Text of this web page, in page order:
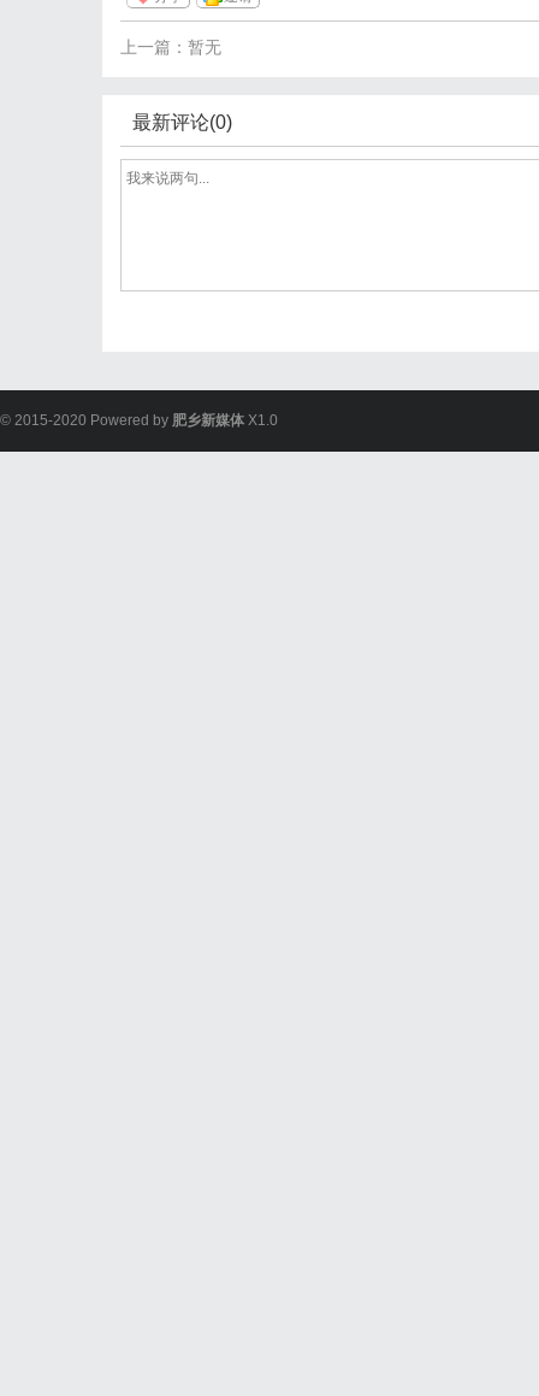
上一篇：暂无
最新评论(0)
© 2015-2020 Powered by 肥乡新媒体 X1.0